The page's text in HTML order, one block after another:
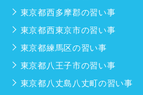
東京都西多摩郡の習い事
東京都西東京市の習い事
東京都練馬区の習い事
東京都八王子市の習い事
東京都八丈島八丈町の習い事